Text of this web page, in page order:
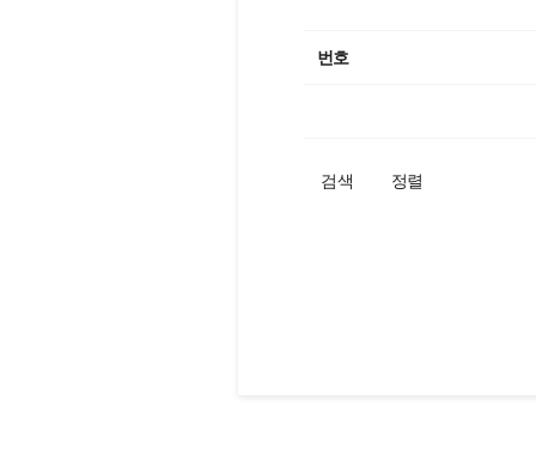
번호
검색 정렬